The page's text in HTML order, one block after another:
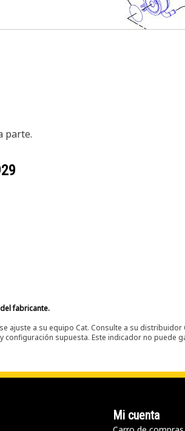
parte.
fabricante.
ajuste a su equipo Cat. Consulte a su
supuesta. Este indicador no puede
Mi cuenta